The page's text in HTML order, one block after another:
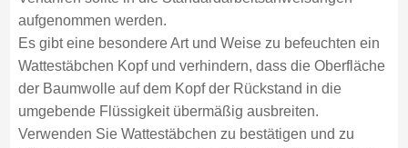
aufgenommen werden.
Es gibt eine besondere Art und Weise zu befeuchten ein
Wattestäbchen Kopf und verhindern, dass die Oberfläche
der Baumwolle auf dem Kopf der Rückstand in die
umgebende Flüssigkeit übermäßig ausbreiten.
Verwenden Sie Wattestäbchen zu bestätigen und zu